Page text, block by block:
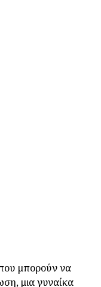
μπορούν να
μια γυναίκα